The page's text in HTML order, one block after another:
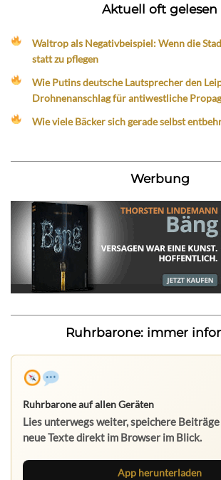
Aktuell oft gelesen
Waltrop als Negativbeispiel: Wenn die
statt zu pflegen
Wie Putins deutsche Lautsprecher den
Drohnenanschlag für antiwestliche
Wie viele Bäcker sich gerade selbst
Werbung
Ruhrbarone: immer
Ruhrbarone auf allen Geräten
Lies unterwegs weiter, speichere
neue Texte direkt im Browser im Blick.
App herunterladen